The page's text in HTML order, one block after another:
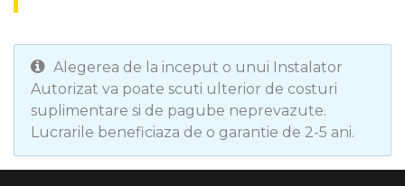
Alegerea de la inceput o unui Instalator
Autorizat va poate scuti ulterior de costuri
suplimentare si de pagube neprevazute.
Lucrarile beneficiaza de o garantie de 2-5 ani.